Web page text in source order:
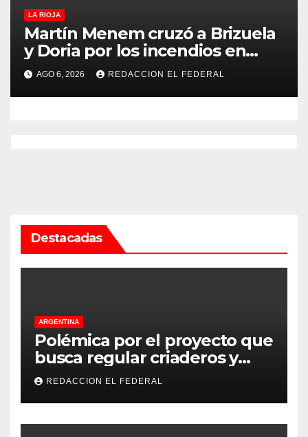
LA RIOJA
Martín Menem cruzó a Brizuela
y Doria por los incendios en
Guanchín: “Miente
descaradamente”
AGO 6, 2026 REDACCION EL FEDERAL
Destacadas
ARGENTINA
Polémica por el proyecto que
busca regular criaderos y
refugios de perros y gatos:
denuncian excesos, mientras
proteccionistas reclaman
controles más duros
REDACCION EL FEDERAL